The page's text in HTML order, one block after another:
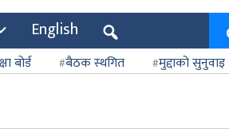
English
बोर्ड बैठक स्थगित मुद्दाको सुनुवाइ